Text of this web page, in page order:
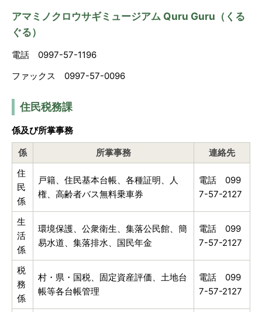
アマミノクロウサギミュージアム Quru Guru（くる
ぐる）
電話 0997-57-1196
ファックス 0997-57-0096
住民税務課
係及び所掌事務
係
所掌事務
連絡先
住
民
係
戸籍、住民基本台帳、各種証明、人
権、高齢者バス無料乗車券
電話 099
7-57-2127
生
活
係
環境保護、公衆衛生、集落公民館、簡
易水道、集落排水、国民年金
電話 099
7-57-2127
税
務
係
村・県・国税、固定資産評価、土地台
帳等各台帳管理
電話 099
7-57-2127